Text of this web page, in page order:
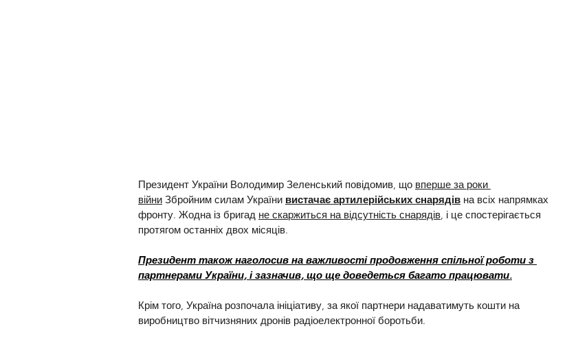
Президент України Володимир Зеленський повідомив, що вперше за роки
війни Збройним силам України вистачає артилерійських снарядів на всіх напрямках
фронту. Жодна із бригад не скаржиться на відсутність снарядів, і це спостерігається
протягом останніх двох місяців.
Президент також наголосив на важливості продовження спільної роботи з
партнерами України, і зазначив, що ще доведеться багато працювати.
Крім того, Україна розпочала ініціативу, за якої партнери надаватимуть кошти на
виробництво вітчизняних дронів радіоелектронної боротьби.